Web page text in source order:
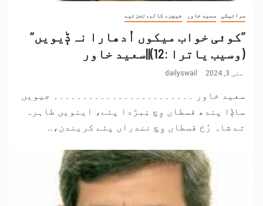
سرائیکی سعید خاور فیچر، کالم،تجزئیے
”کوئی خواب میکوں اُدھارا نہ ݙیویں“
(وسیب یاترا :12)||سعید خاور
مئی 3, 2024 dailyswail
سعید خاور ۔۔۔۔۔۔۔۔۔۔۔۔۔۔۔۔۔۔۔۔۔۔۔۔ جیویں
ساݙا پندھ قسطاں وِچ نِبڑدا پئے، اینویں طاہرہ
تے شاہ رُخ قسطاں وِچ نندراں پئے کریندن،...